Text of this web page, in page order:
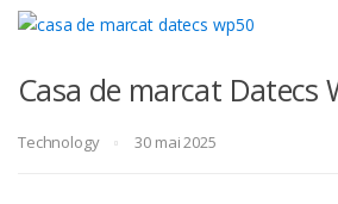
Casa de marcat Datecs
Technology 30 mai 2025